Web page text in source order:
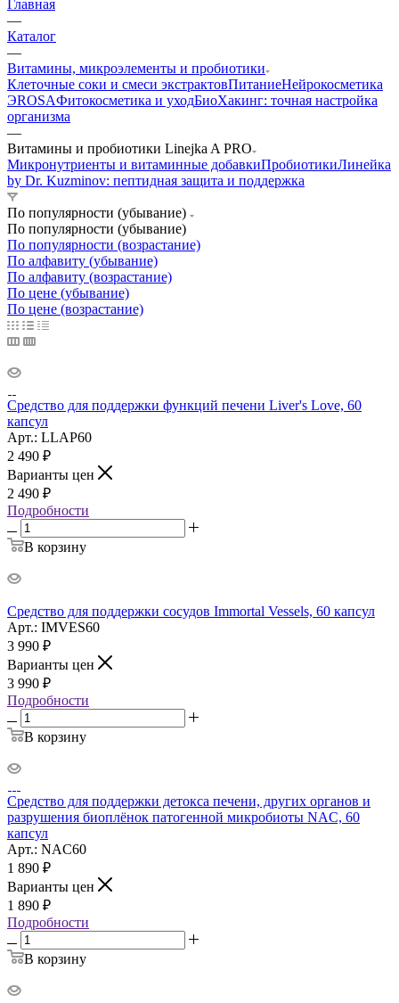
Главная
—
Каталог
—
Витамины, микроэлементы и пробиотики
Клеточные соки и смеси экстрактовПитаниеНейрокосметика
ЭROSAФитокосметика и уходБиоХакинг: точная настройка
организма
—
Витамины и пробиотики Linejka A PRO
Микронутриенты и витаминные добавкиПробиотикиЛинейка
by Dr. Kuzminov: пептидная защита и поддержка
По популярности (убывание)
По популярности (убывание)
По популярности (возрастание)
По алфавиту (убывание)
По алфавиту (возрастание)
По цене (убывание)
По цене (возрастание)
Средство для поддержки функций печени Liver's Love, 60
капсул
Арт.: LLAP60
2 490 ₽
Варианты цен
2 490 ₽
Подробности
В корзину
Средство для поддержки сосудов Immortal Vessels, 60 капсул
Арт.: IMVES60
3 990 ₽
Варианты цен
3 990 ₽
Подробности
В корзину
Средство для поддержки детокса печени, других органов и
разрушения биоплёнок патогенной микробиоты NAC, 60
капсул
Арт.: NAC60
1 890 ₽
Варианты цен
1 890 ₽
Подробности
В корзину